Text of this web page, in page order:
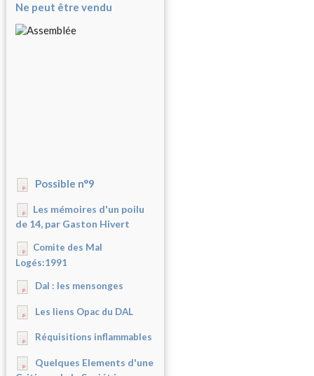
Ne peut être vendu
Possible n°9
Les mémoires d'un poilu
de 14, par Gaston Hivert
Comite des Mal
Logés:1991
Dal : les mensonges
Les liens Opac du DAL
Réquisitions inflammables
Quelques Elements d'une